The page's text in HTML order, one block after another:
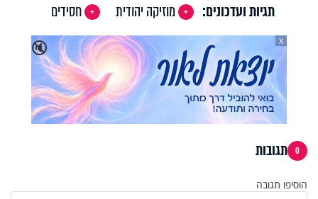
תגיות ועדכונים: מוזיקה יהודית
חסידים
🔇
X
0 תגובות
הוסיפו תגובה